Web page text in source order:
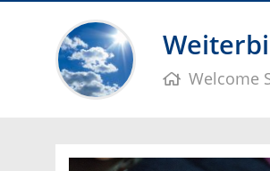
Veranstaltungen
Welcome